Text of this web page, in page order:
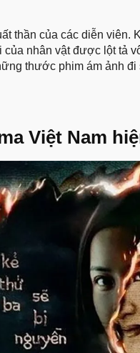
thần của các diễn viên.
nhân vật được lột tả
thước phim ám ảnh đi
Việt Nam